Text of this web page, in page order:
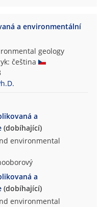
a environmentální
geology
čeština
a
(dobíhající)
environmental
a
(dobíhající)
environmental